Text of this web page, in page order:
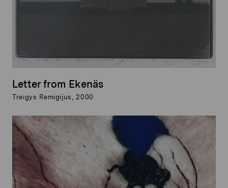
Letter from Ekenäs
Treigys Remigijus, 2000